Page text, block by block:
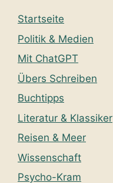
Startseite
Politik & Medien
Mit ChatGPT
Übers Schreiben
Buchtipps
Literatur & Klassiker
Reisen & Meer
Wissenschaft
Psycho-Kram